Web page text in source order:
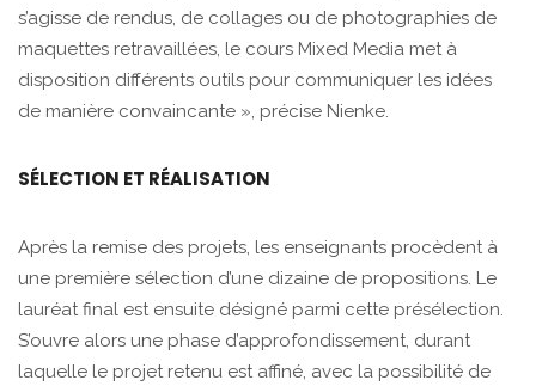
s’agisse de rendus, de collages ou de photographies de
maquettes retravaillées, le cours Mixed Media met à
disposition différents outils pour communiquer les idées
de manière convaincante », précise Nienke.
SÉLECTION ET RÉALISATION
Après la remise des projets, les enseignants procèdent à
une première sélection d’une dizaine de propositions. Le
lauréat final est ensuite désigné parmi cette présélection.
S’ouvre alors une phase d’approfondissement, durant
laquelle le projet retenu est affiné, avec la possibilité de